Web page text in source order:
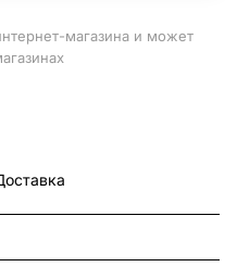
магазина и может